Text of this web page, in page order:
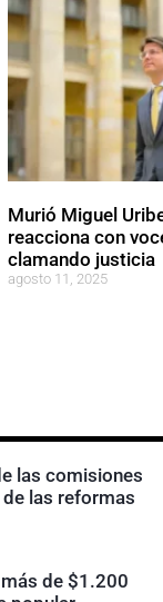
Murió Miguel
reacciona con
clamando justicia
agosto 11, 2025
las comisiones
las reformas
de $1.200